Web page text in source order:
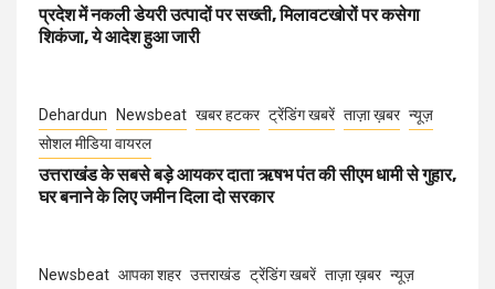
प्रदेश में नकली डेयरी उत्पादों पर सख्ती, मिलावटखोरों पर कसेगा
शिकंजा, ये आदेश हुआ जारी
Dehardun Newsbeat खबर हटकर ट्रेंडिंग खबरें ताज़ा ख़बर न्यूज़
सोशल मीडिया वायरल
उत्तराखंड के सबसे बड़े आयकर दाता ऋषभ पंत की सीएम धामी से गुहार,
घर बनाने के लिए जमीन दिला दो सरकार
Newsbeat आपका शहर उत्तराखंड ट्रेंडिंग खबरें ताज़ा ख़बर न्यूज़